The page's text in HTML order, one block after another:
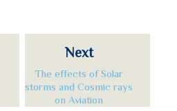
Next
The effects of Solar
storms and Cosmic rays
on Aviation